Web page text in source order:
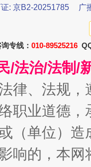
一
证: 京B2-20251785
广
专线： 010-89525216
/法治/法制/
律、法规
职业道德
（单位）
响的，本